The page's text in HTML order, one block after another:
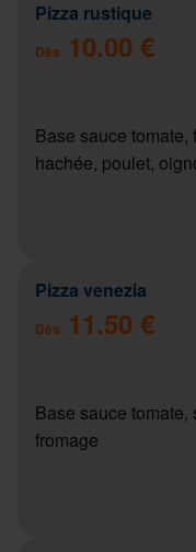
Pizza rustique
Dès 10.00 €
Base sauce
hachée, poulet,
Pizza venezia
Dès 11.50 €
Base sauce tomate,
fromage